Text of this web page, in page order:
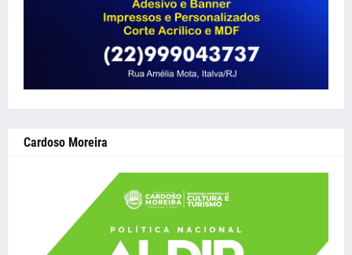
Cardoso Moreira